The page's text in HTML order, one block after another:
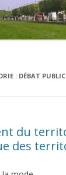
: DÉBAT PUBLIC
du
des